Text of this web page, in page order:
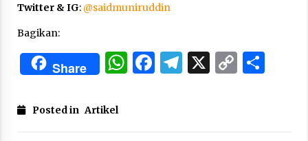
Twitter & IG: @saidmuniruddin
Bagikan:
Share WhatsApp
Facebook
Telegram
X Copy
Posted in Artikel